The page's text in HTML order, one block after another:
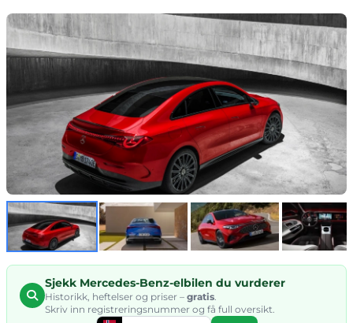
Sjekk Mercedes-Benz-elbilen du vurderer
Historikk, heftelser og priser – gratis
Skriv inn registreringsnummer og få full oversikt.